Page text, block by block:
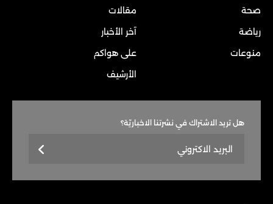
صحة
رياضة
منوعات
مقالات
آخر الأخبار
على هواكم
الأرشيف
هل تريد الاشتراك في نشرتنا الاخباريّة؟